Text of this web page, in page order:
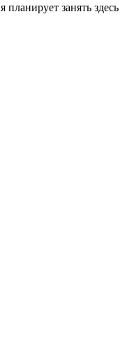
занять здесь